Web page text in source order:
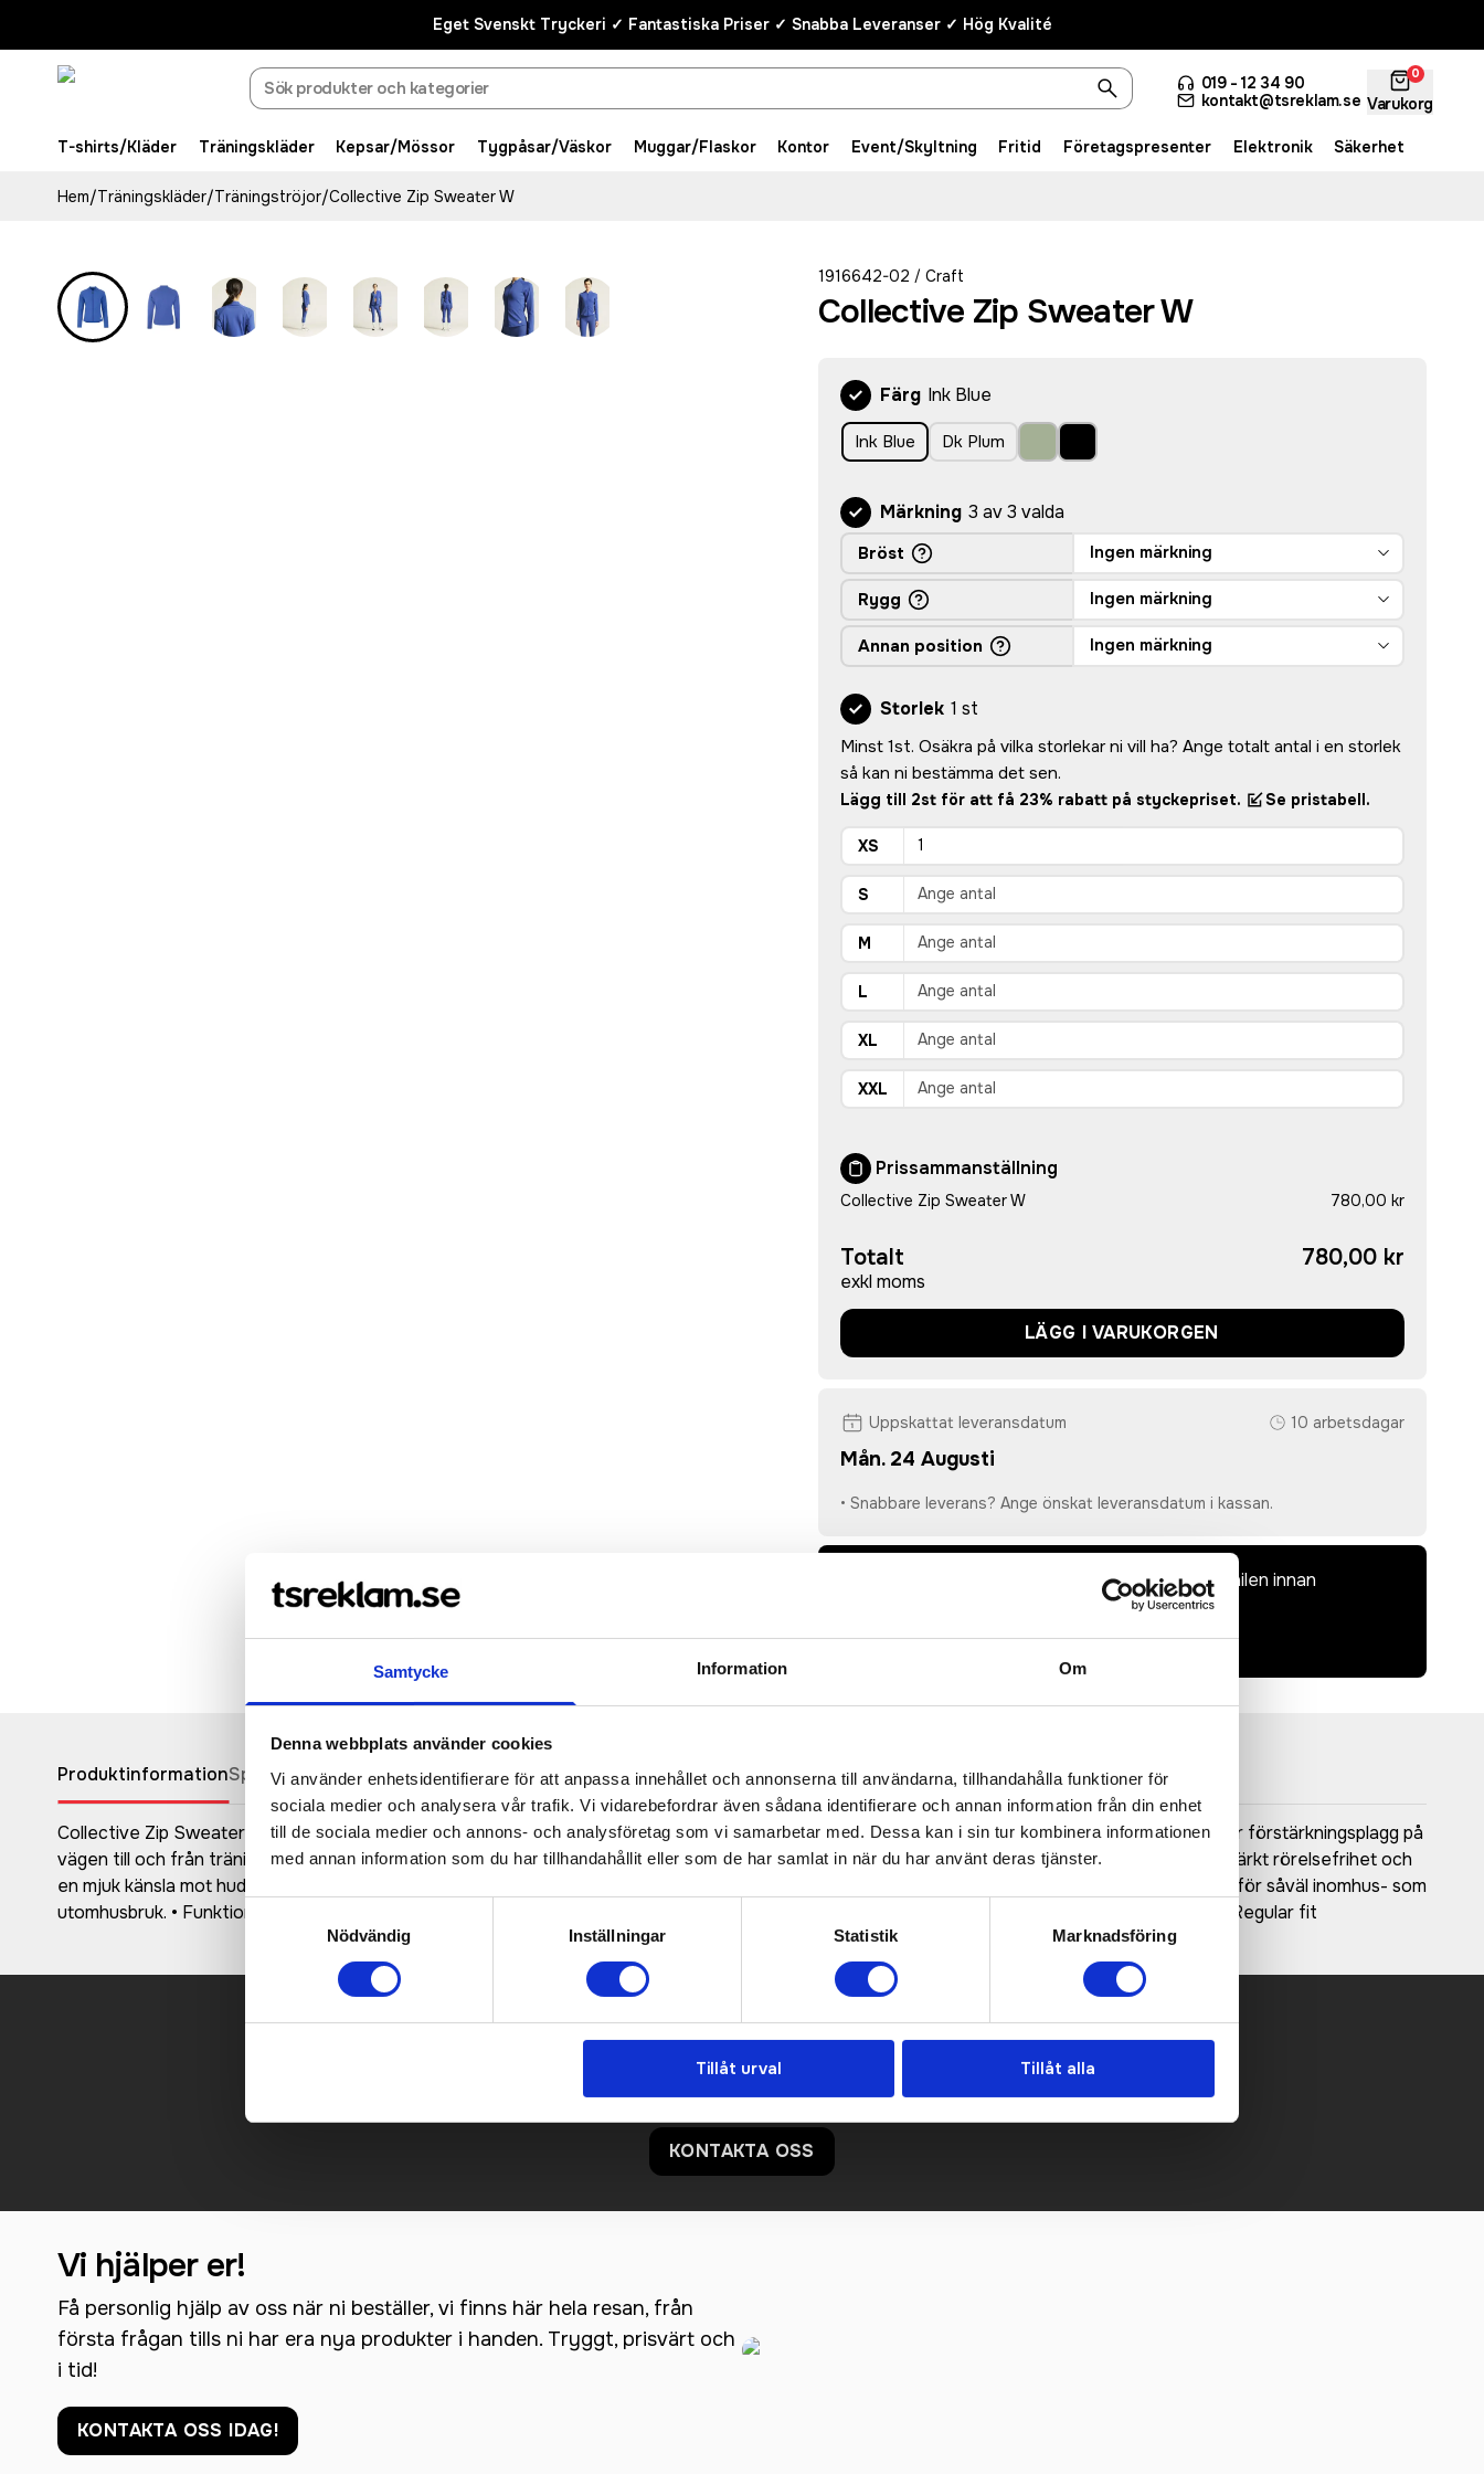
Samtycke Information Om
Denna webbplats använder cookies
Vi använder enhetsidentifierare för att anpassa innehållet och annonserna till användarna, tillhandahålla funktioner för
sociala medier och analysera vår trafik. Vi vidarebefordrar även sådana identifierare och annan information från din enhet
till de sociala medier och annons- och analysföretag som vi samarbetar med. Dessa kan i sin tur kombinera informationen
med annan information som du har tillhandahållit eller som de har samlat in när du har använt deras tjänster.
Samtyckesval
Nödvändig
Inställningar Statistik Marknadsföring
Tillåt urval Tillåt alla
Eget Svenskt Tryckeri ✓ Fantastiska Priser ✓ Snabba Leveranser ✓ Hög Kvalité
019 - 12 34 90
kontakt@tsreklam.se
0
Varukorg
T-shirts/Kläder Träningskläder Kepsar/Mössor Tygpåsar/Väskor Muggar/Flaskor Kontor Event/Skyltning Fritid Företagspresenter Elektronik Säkerhet
Hem/Träningskläder/Träningströjor/Collective Zip Sweater W
1916642-02 / Craft
Collective Zip Sweater W
Färg Ink Blue
Ink Blue Dk Plum
Märkning 3 av 3 valda
Bröst Ingen märkning
Rygg Ingen märkning
Annan position Ingen märkning
Storlek 1 st
Minst 1st. Osäkra på vilka storlekar ni vill ha? Ange totalt antal i en storlek
så kan ni bestämma det sen.
Lägg till 2st för att få 23% rabatt på styckepriset. Se pristabell.
XS
S
M
L
XL
XXL
Prissammanställning
Collective Zip Sweater W 780,00 kr
Totalt
exkl moms
780,00 kr
LÄGG I VARUKORGEN
Uppskattat leveransdatum 10 arbetsdagar
Mån. 24 Augusti
• Snabbare leverans? Ange önskat leveransdatum i kassan.
• Du får alltid godkänna en offert och skiss på mailen innan
• Tryckfil/er logo laddas upp i kassan.
ProduktinformationSpecifikationerPristabellRecensioner (954st)
Collective Zip Sweater är ett klassiskt träningsplagg som fungerar perfekt både som överdragsplagg under uppvärmning eller som ytterplagg eller förstärkningsplagg på
vägen till och från träningspasset. Denna mångsidiga träningströja med dragkedja framtill är sydd i ett stretchigt och lätt borstat tyg som ger utmärkt rörelsefrihet och
en mjuk känsla mot huden. Plagget har även en bomberinspirerad krage för ett enkelt kunna bäras under en varmare jacka, vilket gör den idealisk för såväl inomhus- som
utomhusbruk. • Funktionellt stretchmaterial av återvunnen polyester och elastan • Lätt uppruggad yta på insidan • Två sidfickor med dragkedja • Regular fit
Prisuppgift på mailen?
Kontakta oss här för att få förslag på produkt och pris över mailen.
Det går också utmärkt att bara ställa frågor!
KONTAKTA OSS
Vi hjälper er!
Få personlig hjälp av oss när ni beställer, vi finns här hela resan, från
första frågan tills ni har era nya produkter i handen. Tryggt, prisvärt och
i tid!
KONTAKTA OSS IDAG!